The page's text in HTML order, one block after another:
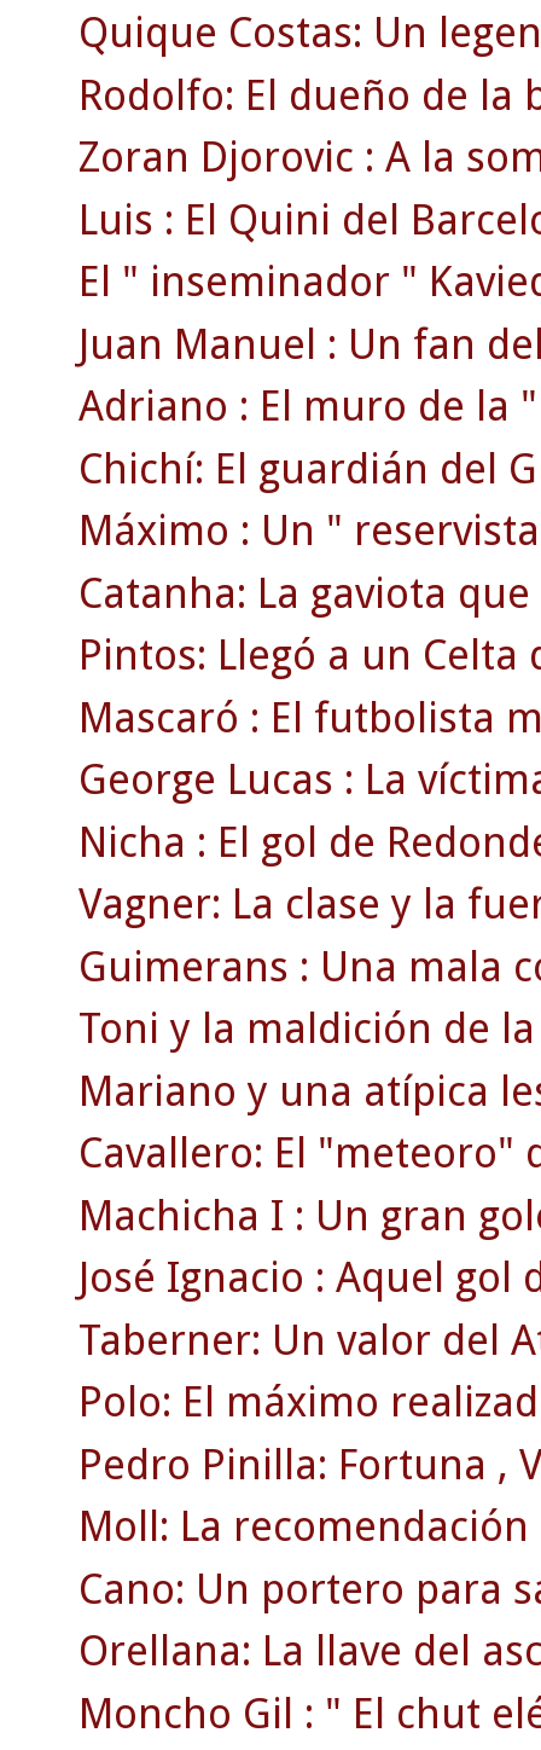
Quique Costas: Un
Rodolfo: El dueño de la
Zoran Djorovic : A la
Luis : El Quini del
El " inseminador "
Juan Manuel : Un fan
Adriano : El muro de la
Chichí: El guardián del
Máximo : Un "
Catanha: La gaviota
Pintos: Llegó a un
Mascaró : El futbolista
George Lucas : La
Nicha : El gol de
Vagner: La clase y la
Guimerans : Una mala
Toni y la maldición de
Mariano y una atípica
Cavallero: El "meteoro"
Machicha I : Un gran
José Ignacio : Aquel gol
Taberner: Un valor del
Polo: El máximo
Pedro Pinilla: Fortuna ,
Moll: La recomendación
Cano: Un portero para
Orellana: La llave del
Moncho Gil : " El chut